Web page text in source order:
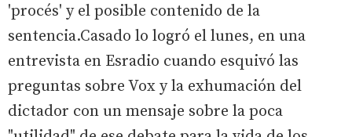
'procés' y el posible contenido de la
sentencia.Casado lo logró el lunes, en una
entrevista en Esradio cuando esquivó las
preguntas sobre Vox y la exhumación del
dictador con un mensaje sobre la poca